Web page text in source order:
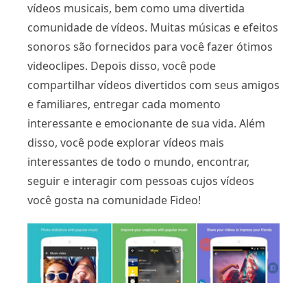
vídeos musicais, bem como uma divertida
comunidade de vídeos. Muitas músicas e efeitos
sonoros são fornecidos para você fazer ótimos
videoclipes. Depois disso, você pode
compartilhar vídeos divertidos com seus amigos
e familiares, entregar cada momento
interessante e emocionante de sua vida. Além
disso, você pode explorar vídeos mais
interessantes de todo o mundo, encontrar,
seguir e interagir com pessoas cujos vídeos
você gosta na comunidade Fideo!